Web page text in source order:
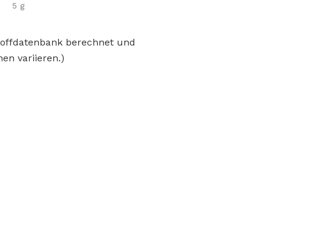
5 g
berechnet und
variieren.)